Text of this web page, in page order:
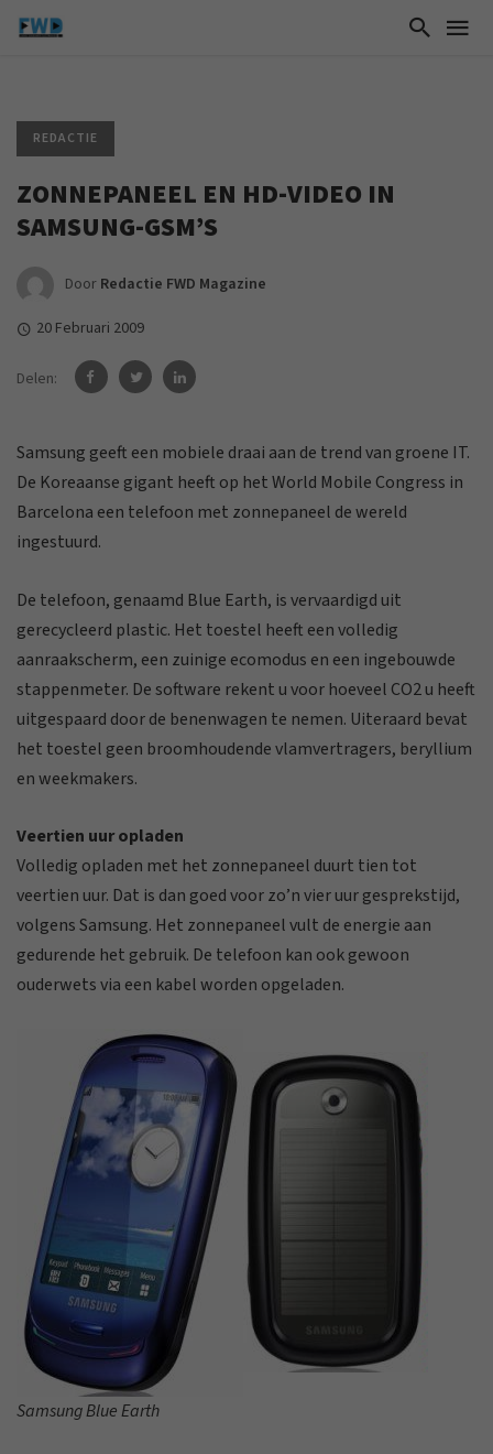
REDACTIE
ZONNEPANEEL EN HD-VIDEO IN
SAMSUNG-GSM’S
Door Redactie FWD Magazine
20 Februari 2009
Delen:
Samsung geeft een mobiele draai aan de trend van groene IT.
De Koreaanse gigant heeft op het World Mobile Congress in
Barcelona een telefoon met zonnepaneel de wereld
ingestuurd.
De telefoon, genaamd Blue Earth, is vervaardigd uit
gerecycleerd plastic. Het toestel heeft een volledig
aanraakscherm, een zuinige ecomodus en een ingebouwde
stappenmeter. De software rekent u voor hoeveel CO2 u heeft
uitgespaard door de benenwagen te nemen. Uiteraard bevat
het toestel geen broomhoudende vlamvertragers, beryllium
en weekmakers.
Veertien uur opladen
Volledig opladen met het zonnepaneel duurt tien tot
veertien uur. Dat is dan goed voor zo’n vier uur gesprekstijd,
volgens Samsung. Het zonnepaneel vult de energie aan
gedurende het gebruik. De telefoon kan ook gewoon
ouderwets via een kabel worden opgeladen.
Samsung Blue Earth